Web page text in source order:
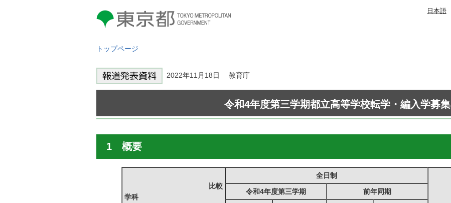
東京都 TOKYO METROPOLITAN
GOVERNMENT
日本語
トップページ
2022年11月18日 教育庁
令和4年度第三学期都立高等学校転学・編入学募集
1 概要
比較
学科
全日制
令和4年度第三学期
前年同期